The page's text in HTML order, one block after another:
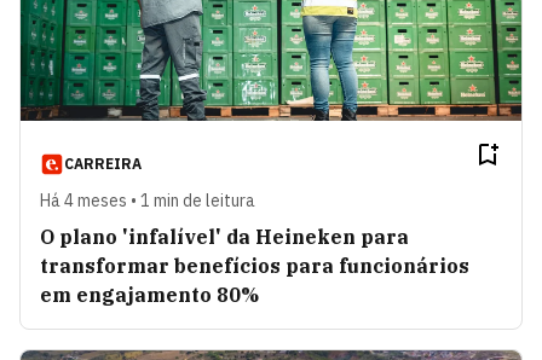
CARREIRA
Há 4 meses • 1 min de leitura
O plano 'infalível' da Heineken para
transformar benefícios para funcionários
em engajamento 80%